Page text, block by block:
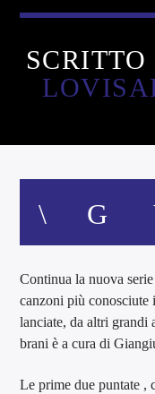
Continua la nuova
canzoni più conosciute
lanciate, da altri grandi
brani è a cura di
Le prime due puntate ,